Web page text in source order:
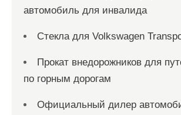
автомобиль для инвалида
Стекла для Volkswagen
Прокат внедорожников для
по горным дорогам
Официальный дилер